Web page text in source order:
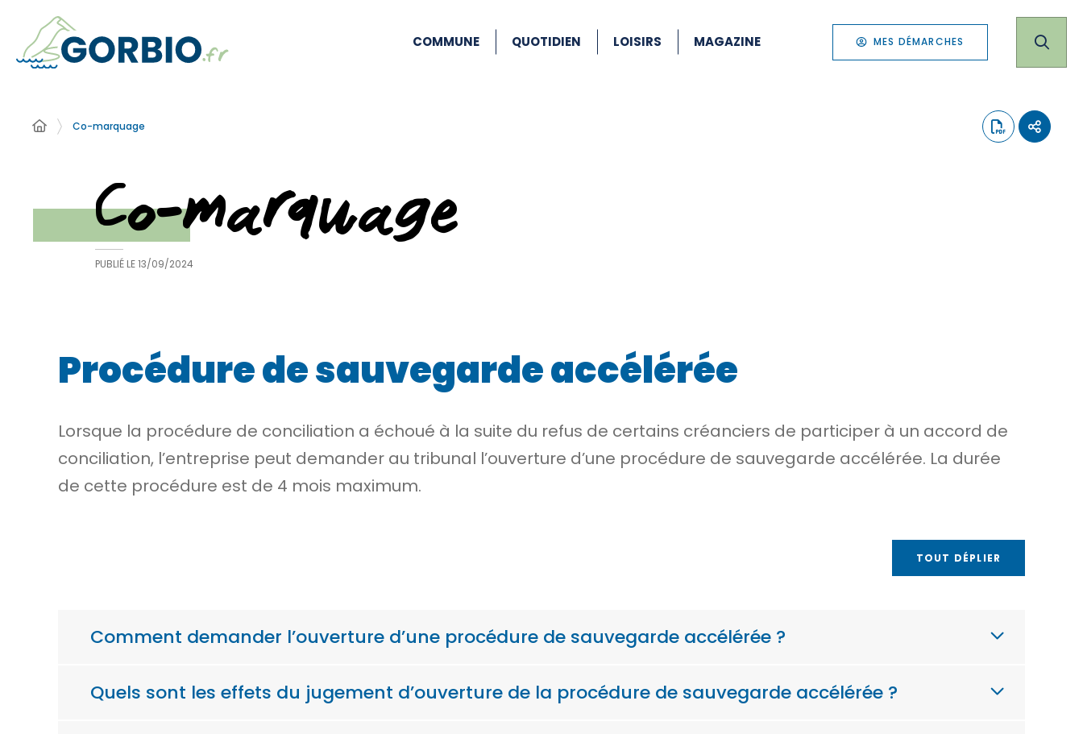
COMMUNE QUOTIDIEN LOISIRS MAGAZINE MES DÉMARCHES
Co-marquage
Co-marquage
PUBLIÉ LE13/09/2024
Procédure de sauvegarde accélérée
Lorsque la procédure de conciliation a échoué à la suite du refus de certains créanciers de participer à un accord de
conciliation, l’entreprise peut demander au tribunal l’ouverture d’une procédure de sauvegarde accélérée. La durée
de cette procédure est de 4 mois maximum.
TOUT DÉPLIER
Comment demander l’ouverture d’une procédure de sauvegarde accélérée ?
Quels sont les effets du jugement d’ouverture de la procédure de sauvegarde accélérée ?